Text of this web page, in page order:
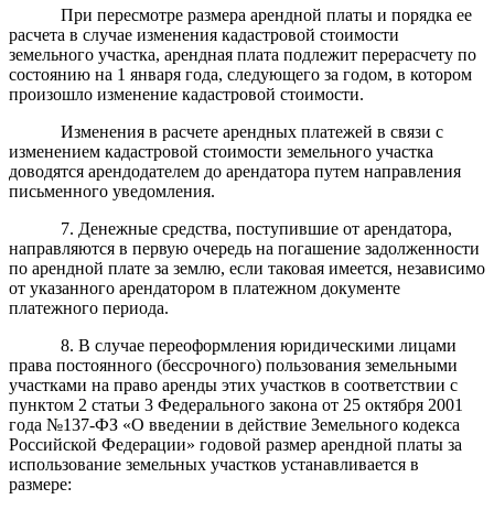
При пересмотре размера арендной платы и порядка ее
расчета в случае изменения кадастровой стоимости
земельного участка, арендная плата подлежит перерасчету по
состоянию на 1 января года, следующего за годом, в котором
произошло изменение кадастровой стоимости.
Изменения в расчете арендных платежей в связи с
изменением кадастровой стоимости земельного участка
доводятся арендодателем до арендатора путем направления
письменного уведомления.
7. Денежные средства, поступившие от арендатора,
направляются в первую очередь на погашение задолженности
по арендной плате за землю, если таковая имеется, независимо
от указанного арендатором в платежном документе
платежного периода.
8. В случае переоформления юридическими лицами
права постоянного (бессрочного) пользования земельными
участками на право аренды этих участков в соответствии с
пунктом 2 статьи 3 Федерального закона от 25 октября 2001
года №137-ФЗ «О введении в действие Земельного кодекса
Российской Федерации» годовой размер арендной платы за
использование земельных участков устанавливается в
размере: